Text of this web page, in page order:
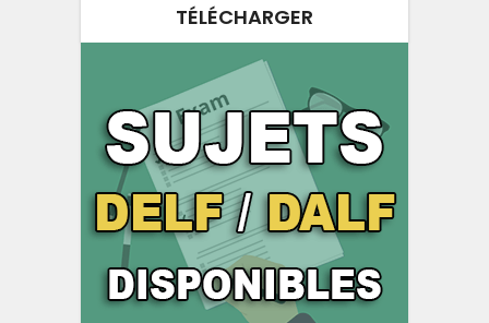
TÉLÉCHARGER